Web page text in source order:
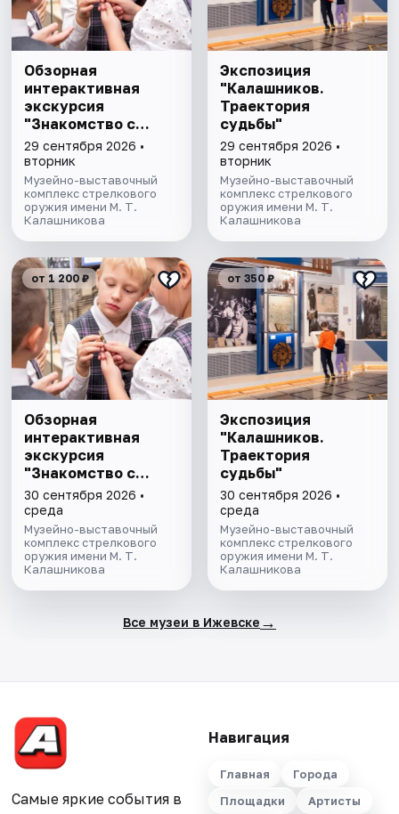
Обзорная
интерактивная
экскурсия
"Знакомство с
музеем"
29 сентября 2026 •
вторник
Музейно-выставочный
комплекс стрелкового
оружия имени М. Т.
Калашникова
Экспозиция
"Калашников.
Траектория
судьбы"
29 сентября 2026 •
вторник
Музейно-выставочный
комплекс стрелкового
оружия имени М. Т.
Калашникова
от 1 200 ₽
Обзорная
интерактивная
экскурсия
"Знакомство с
музеем"
30 сентября 2026 •
среда
Музейно-выставочный
комплекс стрелкового
оружия имени М. Т.
Калашникова
от 350 ₽
Экспозиция
"Калашников.
Траектория
судьбы"
30 сентября 2026 •
среда
Музейно-выставочный
комплекс стрелкового
оружия имени М. Т.
Калашникова
Все музеи в Ижевске →
Самые яркие события в
Навигация
Главная
Города
Площадки
Артисты